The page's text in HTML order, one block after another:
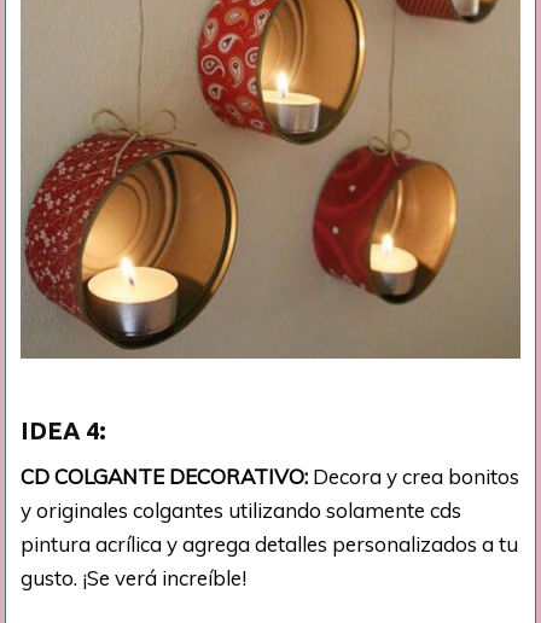
IDEA 4:
CD COLGANTE DECORATIVO: Decora y crea bonitos
y originales colgantes utilizando solamente cds
pintura acrílica y agrega detalles personalizados a tu
gusto. ¡Se verá increíble!